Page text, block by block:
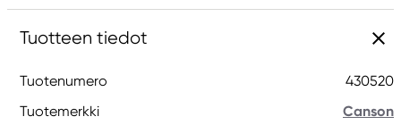
Tuotteen tiedot
Tuotenumero
430520
Tuotemerkki
Canson